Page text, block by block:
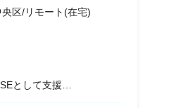
区/リモート(在宅)
として支援